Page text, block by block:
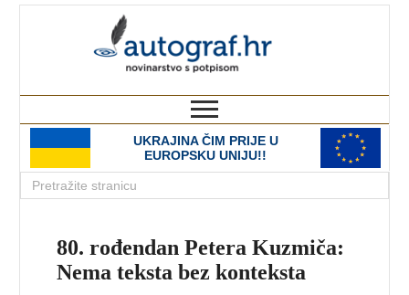
UKRAJINA ČIM PRIJE U
EUROPSKU UNIJU!!
80. rođendan Petera Kuzmiča:
Nema teksta bez konteksta